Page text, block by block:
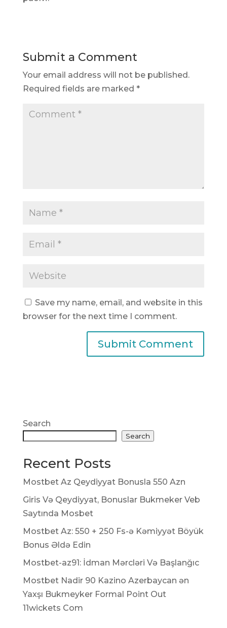
Submit a Comment
Your email address will not be published.
Required fields are marked *
Save my name, email, and website in this
browser for the next time I comment.
Search
Search
Recent Posts
Mostbet Az Qeydiyyat Bonusla 550 Azn
Giris Və Qeydiyyat, Bonuslar Bukmeker Veb
Saytında Mosbet
Mostbet Az: 550 + 250 Fs-ə Kəmiyyət Böyük
Bonus Əldə Edin
Mostbet-az91: İdman Mərcləri Və Başlanğıc
Mostbet Nadir 90 Kazino Azerbaycan ən
Yaxşı Bukmeyker Formal Point Out
11wickets Com